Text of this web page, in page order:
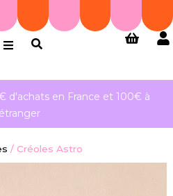
d'achats en France et 100€ à
/ Créoles Astro